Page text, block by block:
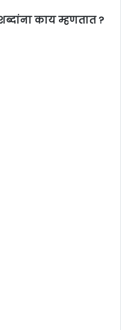
काय म्हणतात ?